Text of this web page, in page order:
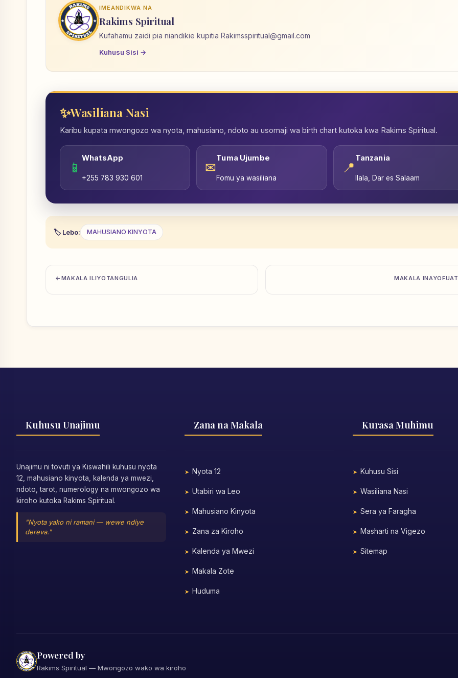
IMEANDIKWA NA
Rakims Spiritual
Kufahamu zaidi pia niandikie kupitia Rakimsspiritual@gmail.com
Kuhusu Sisi →
Wasiliana Nasi
Karibu kupata mwongozo wa nyota, mahusiano, ndoto au usomaji wa birth chart kutoka kwa Rakims Spiritual.
📱
WhatsApp
+255 783 930 601
✉
Tuma Ujumbe
Fomu ya wasiliana
📍
Tanzania
Ilala, Dar es Salaam
Lebo: MAHUSIANO KINYOTA
MAKALA ILIYOTANGULIA MAKALA
Kuhusu Unajimu
Unajimu ni tovuti ya Kiswahili kuhusu nyota
12, mahusiano kinyota, kalenda ya mwezi,
ndoto, tarot, numerology na mwongozo wa
kiroho kutoka Rakims Spiritual.
"Nyota yako ni ramani — wewe ndiye
dereva."
Zana na Makala
Nyota 12
Utabiri wa Leo
Mahusiano Kinyota
Zana za Kiroho
Kalenda ya Mwezi
Makala Zote
Huduma
Kurasa Muhimu
Kuhusu Sisi
Wasiliana Nasi
Sera ya Faragha
Masharti na Vigezo
Sitemap
Powered by
Rakims Spiritual — Mwongozo wako wa kiroho